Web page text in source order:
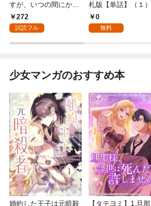
すが、いつの間にか花
嫁として溺愛されてい
ます【単話】（１）
272
試読フル
札版【単話】（１）
0
無料
少女マンガのおすすめ本
婚約した王子は元暗殺
【タテヨミ】1.旦那